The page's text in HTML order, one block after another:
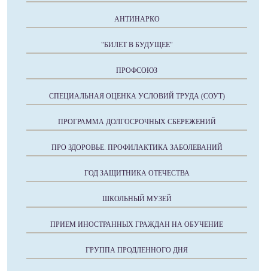
АНТИНАРКО
"БИЛЕТ В БУДУЩЕЕ"
ПРОФСОЮЗ
СПЕЦИАЛЬНАЯ ОЦЕНКА УСЛОВИЙ ТРУДА (СОУТ)
ПРОГРАММА ДОЛГОСРОЧНЫХ СБЕРЕЖЕНИЙ
ПРО ЗДОРОВЬЕ. ПРОФИЛАКТИКА ЗАБОЛЕВАНИЙ
ГОД ЗАЩИТНИКА ОТЕЧЕСТВА
ШКОЛЬНЫЙ МУЗЕЙ
ПРИЕМ ИНОСТРАННЫХ ГРАЖДАН НА ОБУЧЕНИЕ
ГРУППА ПРОДЛЕННОГО ДНЯ